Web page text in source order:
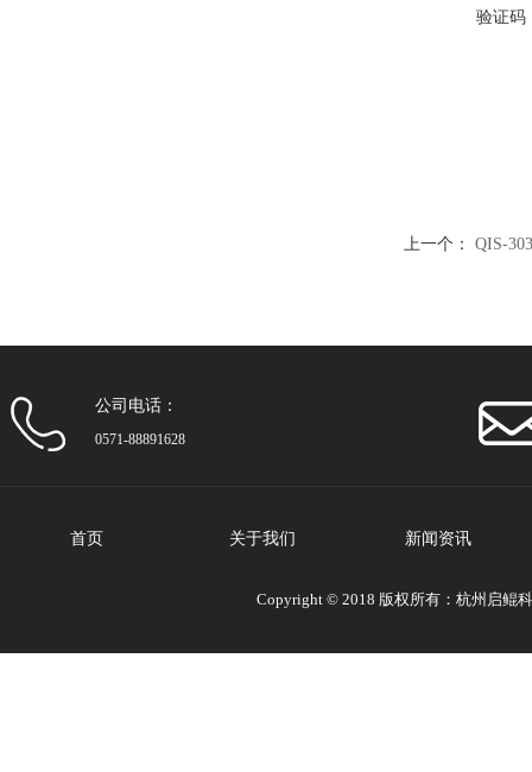
验证码
上一个： QIS-
公司电话：
0571-88891628
首页 关于我们 新闻资讯
Copyright © 2018 版权所有：杭州启鲲